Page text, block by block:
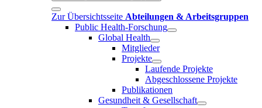
Zur Übersichtsseite Abteilungen & Arbeitsgruppen
Public Health-Forschung
Global Health
Mitglieder
Projekte
Laufende Projekte
Abgeschlossene Projekte
Publikationen
Gesundheit & Gesellschaft